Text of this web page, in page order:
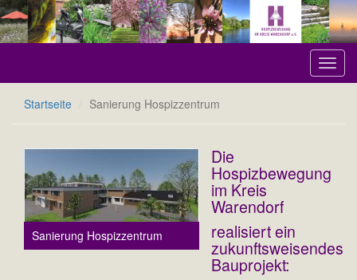
Direkt
zum
Inhalt
Startseite
Sanierung Hospizzentrum
Sanierung Hospizzentrum
Die
Hospizbewegung
im Kreis
Warendorf
realisiert ein
zukunftsweisendes
Bauprojekt: